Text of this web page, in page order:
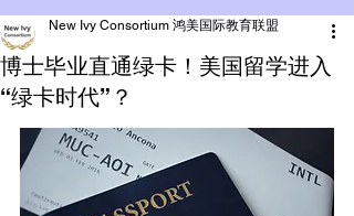
博士毕业直通绿卡！美国留学进入
“绿卡时代”？
New Ivy Consortium 鸿美国际教育联盟